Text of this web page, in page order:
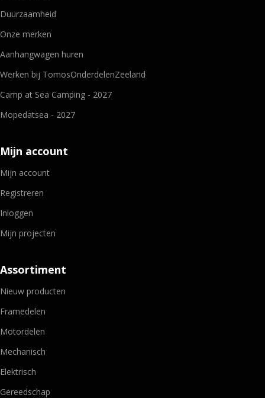
Duurzaamheid
Onze merken
Aanhangwagen huren
Werken bij TomosOnderdelenZeeland
Camp at Sea Camping - 2027
Mopedatsea - 2027
Mijn account
Mijn account
Registreren
Inloggen
Mijn projecten
Assortiment
Nieuw producten
Framedelen
Motordelen
Mechanisch
Elektrisch
Gereedschap